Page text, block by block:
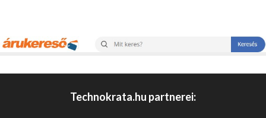
Technokrata.hu partnerei: